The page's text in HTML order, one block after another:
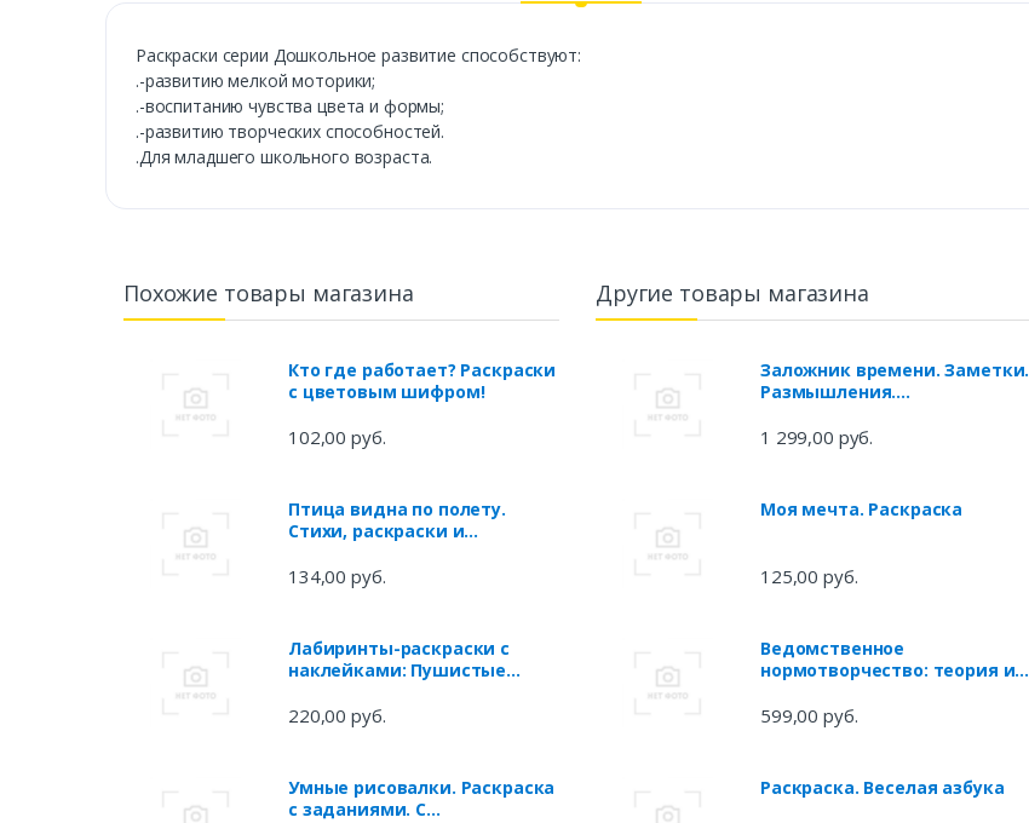
Раскраски серии Дошкольное развитие способствуют:
.-развитию мелкой моторики;
.-воспитанию чувства цвета и формы;
.-развитию творческих способностей.
.Для младшего школьного возраста.
Похожие товары магазина
Кто где работает? Раскраски
с цветовым шифром!
102,00 руб.
Птица видна по полету.
Стихи, раскраски и
пословицам
134,00 руб.
Лабиринты-раскраски с
наклейками: Пушистые
220,00 руб.
Умные рисовалки. Раскраска
с заданиями. С
Другие товары магазина
Заложник времени. Заметки.
Размышления.
1 299,00 руб.
Моя мечта. Раскраска
125,00 руб.
Ведомственное
нормотворчество: теория и
Монография
599,00 руб.
Раскраска. Веселая азбука